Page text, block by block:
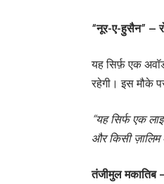
“नूर-ए-हुसैन” –
यह सिर्फ़ एक
रहेगी। इस मौके
“यह सिर्फ एक
और किसी
तंजीमुल मकातिब